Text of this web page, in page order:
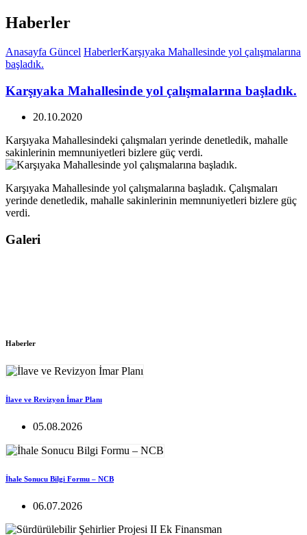
Haberler
Anasayfa Güncel HaberlerKarşıyaka Mahallesinde yol çalışmalarına
başladık.
Karşıyaka Mahallesinde yol çalışmalarına başladık.
20.10.2020
Karşıyaka Mahallesindeki çalışmaları yerinde denetledik, mahalle
sakinlerinin memnuniyetleri bizlere güç verdi.
Karşıyaka Mahallesinde yol çalışmalarına başladık. Çalışmaları
yerinde denetledik, mahalle sakinlerinin memnuniyetleri bizlere güç
verdi.
Galeri
Haberler
İlave ve Revizyon İmar Planı
05.08.2026
İhale Sonucu Bilgi Formu – NCB
06.07.2026